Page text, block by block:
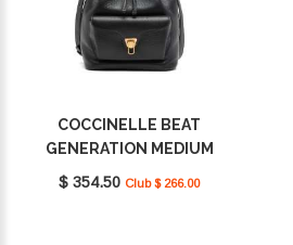
COCCINELLE BEAT
GENERATION MEDIUM
NOIR E1TFK230201001
$ 354.50 Club $ 266.00